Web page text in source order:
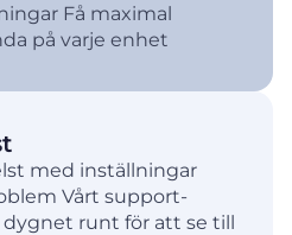
Få maximal
på varje enhet
med inställningar
Vårt support-
runt för att se till